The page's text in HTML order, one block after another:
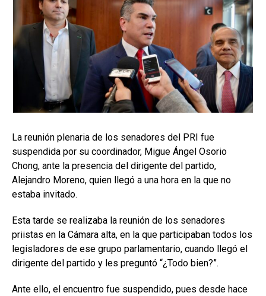
La reunión plenaria de los senadores del PRI fue
suspendida por su coordinador, Migue Ángel Osorio
Chong, ante la presencia del dirigente del partido,
Alejandro Moreno, quien llegó a una hora en la que no
estaba invitado.
Esta tarde se realizaba la reunión de los senadores
priistas en la Cámara alta, en la que participaban todos los
legisladores de ese grupo parlamentario, cuando llegó el
dirigente del partido y les preguntó “¿Todo bien?”.
Ante ello, el encuentro fue suspendido, pues desde hace